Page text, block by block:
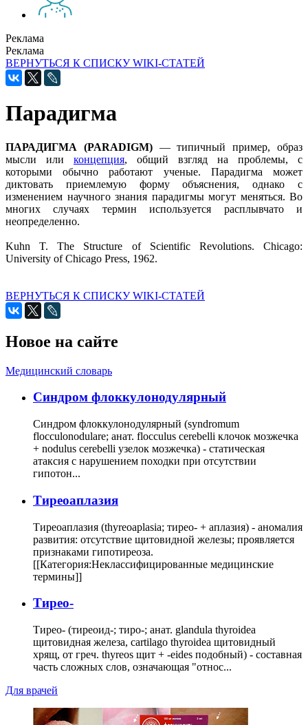
Реклама
Реклама
ВЕРНУТЬСЯ К СПИСКУ WIKI-СТАТЕЙ
Парадигма
ПАРАДИГМА (PARADIGM)— типичный пример, образ
мысли или концепция, общий взгляд на проблемы, с
которыми обычно работают ученые. Парадигма может
диктовать приемлемую форму объяснения, однако с
изменением научного знания парадигмы могут меняться. Во
многих случаях термин используется расплывчато и
неопределенно.
Kuhn T. The Structure of Scientific Revolutions. Chicago:
University of Chicago Press, 1962.
ВЕРНУТЬСЯ К СПИСКУ WIKI-СТАТЕЙ
Новое на сайте
Медицинский словарь
Cиндром флоккулонодулярный
Синдром флоккулонодулярный (syndromum
flocculonodulare; анат. flocculus cerebelli клочок мозжечка
+ nodulus cerebelli узелок мозжечка) - статическая
атаксия с нарушением походки при отсутствии
гипотон...
Тиреоаплазия
Тиреоаплазия (thyreoaplasia; тирео- + аплазия) - аномалия
развития: отсутствие щитовидной железы; проявляется
признаками гипотиреоза.
[[Категория:Неклассифицированные медицинские
термины]]
Тирео-
Тирео- (тиреоид-; тиро-; анат. glandula thyroidea
щитовидная железа, cartilago thyroidea щитовидный
хрящ, от греч. thyreos щит + -eides подобный) - составная
часть сложных слов, означающая "относ...
Для врачей